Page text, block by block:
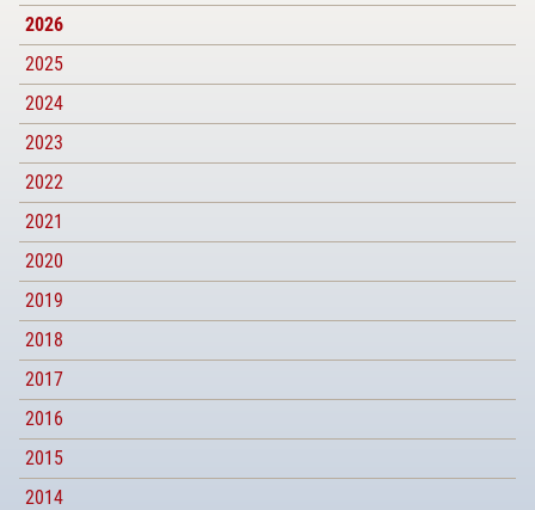
2026
2025
2024
2023
2022
2021
2020
2019
2018
2017
2016
2015
2014